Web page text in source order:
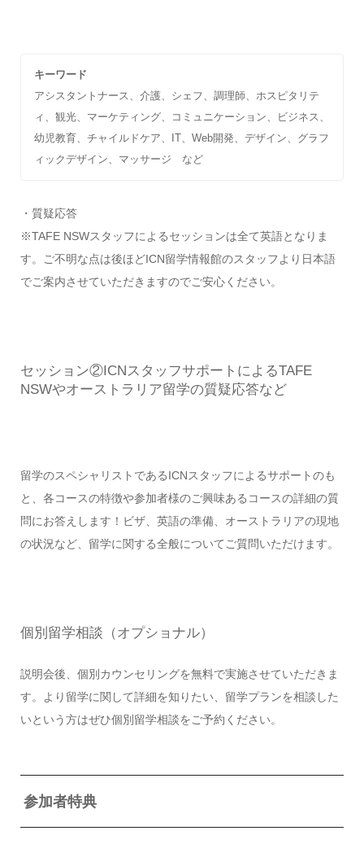
キーワード
アシスタントナース、介護、シェフ、調理師、ホスピタリテ
ィ、観光、マーケティング、コミュニケーション、ビジネス、
幼児教育、チャイルドケア、IT、Web開発、デザイン、グラフ
ィックデザイン、マッサージ など
・質疑応答
※TAFE NSWスタッフによるセッションは全て英語となりま
す。ご不明な点は後ほどICN留学情報館のスタッフより日本語
でご案内させていただきますのでご安心ください。
セッション②ICNスタッフサポートによるTAFE
NSWやオーストラリア留学の質疑応答など
留学のスペシャリストであるICNスタッフによるサポートのも
と、各コースの特徴や参加者様のご興味あるコースの詳細の質
問にお答えします！ビザ、英語の準備、オーストラリアの現地
の状況など、留学に関する全般についてご質問いただけます。
個別留学相談（オプショナル）
説明会後、個別カウンセリングを無料で実施させていただきま
す。より留学に関して詳細を知りたい、留学プランを相談した
いという方はぜひ個別留学相談をご予約ください。
参加者特典